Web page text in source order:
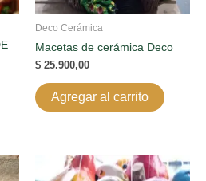
Deco Cerámica
Macetas de cerámica Deco
$ 25.900,00
Agregar al carrito